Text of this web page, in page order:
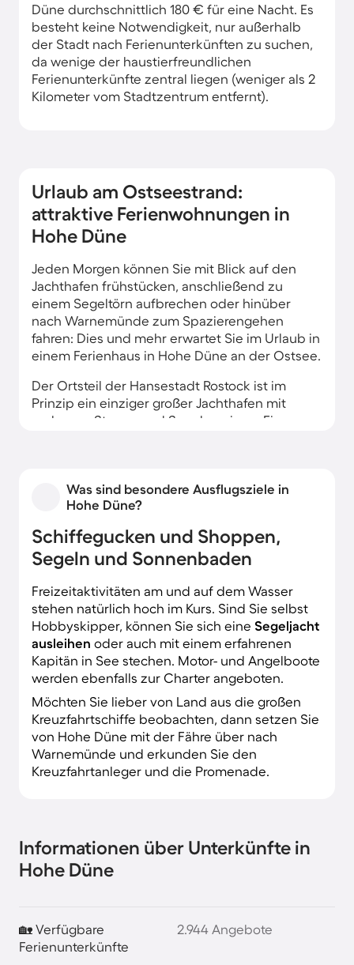
Düne durchschnittlich 180 € für eine Nacht. Es
besteht keine Notwendigkeit, nur außerhalb
der Stadt nach Ferienunterkünften zu suchen,
da wenige der haustierfreundlichen
Ferienunterkünfte zentral liegen (weniger als 2
Kilometer vom Stadtzentrum entfernt).
Urlaub am Ostseestrand:
attraktive Ferienwohnungen in
Hohe Düne
Jeden Morgen können Sie mit Blick auf den
Jachthafen frühstücken, anschließend zu
einem Segeltörn aufbrechen oder hinüber
nach Warnemünde zum Spazierengehen
fahren: Dies und mehr erwartet Sie im Urlaub in
einem Ferienhaus in Hohe Düne an der Ostsee.
Der Ortsteil der Hansestadt Rostock ist im
Prinzip ein einziger großer Jachthafen mit
mehreren Stegen und Segelvereinen. Ein
Was sind besondere Ausflugsziele in
Hohe Düne?
Schiffegucken und Shoppen,
Segeln und Sonnenbaden
Freizeitaktivitäten am und auf dem Wasser
stehen natürlich hoch im Kurs. Sind Sie selbst
Hobbyskipper, können Sie sich eine Segeljacht
ausleihen oder auch mit einem erfahrenen
Kapitän in See stechen. Motor- und Angelboote
werden ebenfalls zur Charter angeboten.
Möchten Sie lieber von Land aus die großen
Kreuzfahrtschiffe beobachten, dann setzen Sie
von Hohe Düne mit der Fähre über nach
Warnemünde und erkunden Sie den
Kreuzfahrtanleger und die Promenade.
Informationen über Unterkünfte in
Hohe Düne
🏡 Verfügbare
Ferienunterkünfte
2.944 Angebote